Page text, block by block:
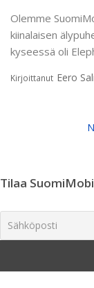
Olemme
kiinalaisen
kyseessä oli
Kirjoittanut Eero
Tilaa